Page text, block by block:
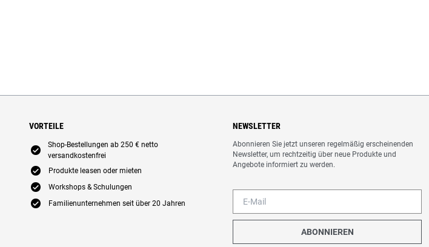
VORTEILE
E
Shop-Bestellungen ab 250 € netto
versandkostenfrei
E Produkte leasen oder mieten
E Workshops & Schulungen
E Familienunternehmen seit über 20 Jahren
NEWSLETTER
Abonnieren Sie jetzt unseren regelmäßig erscheinenden
Newsletter, um rechtzeitig über neue Produkte und
Angebote informiert zu werden.
ABONNIEREN